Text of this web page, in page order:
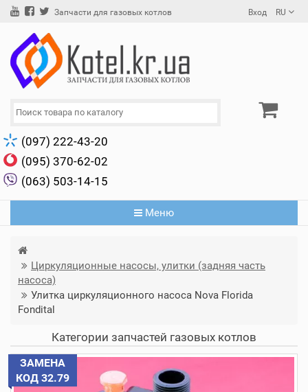
Запчасти для газовых котлов Вход RU
(097) 222-43-20
(095) 370-62-02
(063) 503-14-15
Меню
Циркуляционные насосы, улитки (задняя часть
насоса)
Улитка циркуляционного насоса Nova Florida
Fondital
Категории запчастей газовых котлов
ЗАМЕНА
КОД 32.79